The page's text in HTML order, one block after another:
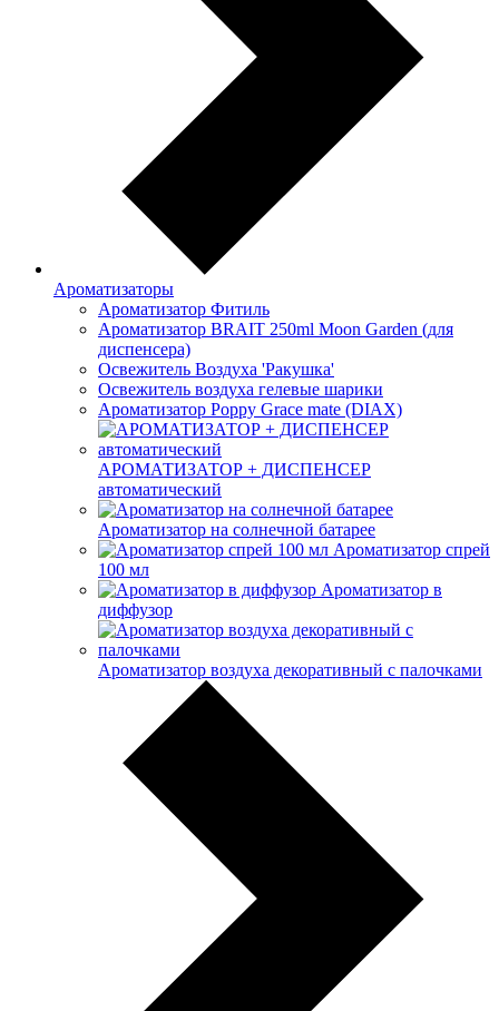
Ароматизаторы
Ароматизатор Фитиль
Ароматизатор BRAIT 250ml Moon Garden (для
диспенсера)
Освежитель Воздуха 'Ракушка'
Освежитель воздуха гелевые шарики
Ароматизатор Poppy Grace mate (DIAX)
АРОМАТИЗАТОР + ДИСПЕНСЕР
автоматический
Ароматизатор на солнечной батарее
Ароматизатор спрей
100 мл
Ароматизатор в
диффузор
Ароматизатор воздуха декоративный с палочками